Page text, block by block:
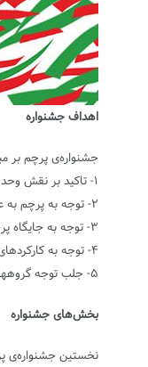
اهداف جشنواره
جشنواره‌ی پرچم بر
۱- تاکید بر نقش وحدت بخش پرچم و بیان اهمیت و جایگاه ویژه آن در ایجاد همبستگی و یک‌دلی مردم
۲- توجه به پرچم به عنوان مهم‌ترین نشان ملی کشور
۳- توجه به جایگاه پرچم در عرصه‌های گوناگون ملی، ورزشی، اقتصادی، صنعتی و...
۴- توجه به کارکردهای پرچم به عنوان یک نماد بصری و مفهومی در حیات اجتماعی و زندگی روزمره‌ی مردم
۵- جلب توجه گروههای سنی کودک و نوجوان به پرچم به منظور تقویت توجه به هویت ملی و فرهنگی در میان امیدان آینده‌ی کشور
بخش‌های جشنواره
نخستین جشنواره‌ی